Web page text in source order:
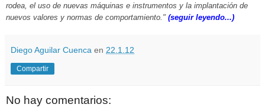
rodea, el uso de nuevas máquinas e instrumentos y la implantación de
nuevos valores y normas de comportamiento." (seguir leyendo...)
Diego Aguilar Cuenca en 22.1.12
Compartir
No hay comentarios: